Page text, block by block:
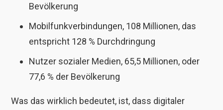
Bevölkerung
Mobilfunkverbindungen, 108 Millionen, das
entspricht 128 % Durchdringung
Nutzer sozialer Medien, 65,5 Millionen, oder
77,6 % der Bevölkerung
Was das wirklich bedeutet, ist, dass digitaler